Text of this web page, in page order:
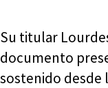
Su titular
documento
sostenido desde